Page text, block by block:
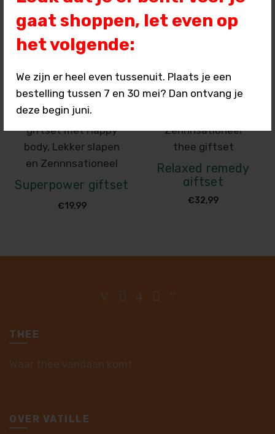
gaat shoppen, let even op
het volgende:
We zijn er heel even tussenuit. Plaats je een
bestelling tussen 7 en 30 mei? Dan ontvang je
deze begin juni.
ht :(
Lekker Slapen
€ 7,99 - €13,99Prijsklasse:
€7,99
€7,99 - € 14,99
€7,99
Superpower giftset
€19,99
Relaxed remedy
giftset
€32,99
THEE
Waar thee vandaan komt
OVER VATILLE